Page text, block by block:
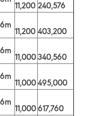
11,200 240,576
11,200 403,200
11,000340,560
11,000495,000
11,000617,760